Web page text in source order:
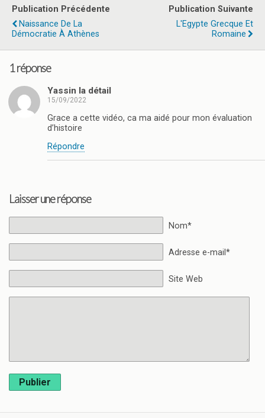
Publication Précédente
Naissance De La
Démocratie À Athènes
Publication Suivante
L'Egypte Grecque Et
Romaine
1 réponse
Yassin la détail
15/09/2022
Grace a cette vidéo, ca ma aidé pour mon évaluation
d’histoire
Répondre
Laisser une réponse
Nom*
Adresse e-mail*
Site Web
Publier